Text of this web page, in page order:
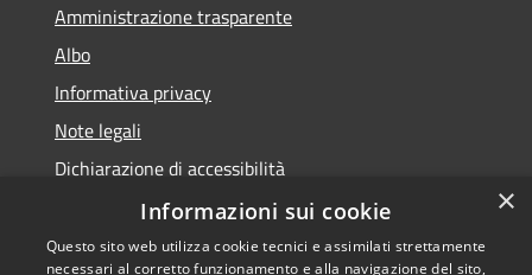
Amministrazione trasparente
Albo
Informativa privacy
Note legali
Dichiarazione di accessibilità
Piano di miglioramento
×
Informazioni sui cookie
Questo sito web utilizza cookie tecnici e assimilati strettamente
necessari al corretto funzionamento e alla navigazione del sito,